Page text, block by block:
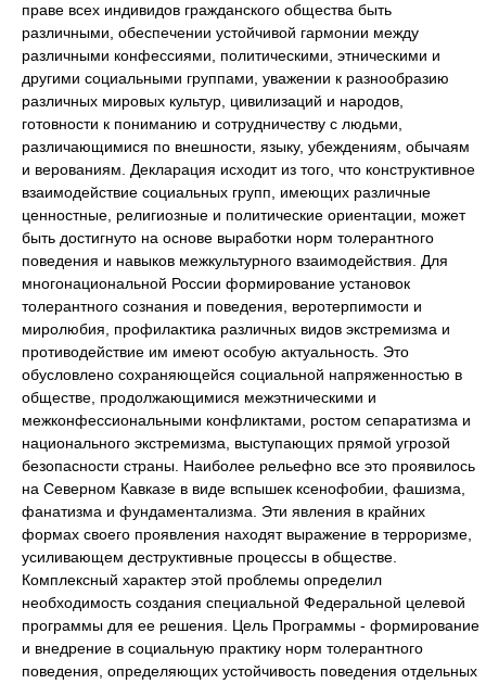
праве всех индивидов гражданского общества быть
различными, обеспечении устойчивой гармонии между
различными конфессиями, политическими, этническими и
другими социальными группами, уважении к разнообразию
различных мировых культур, цивилизаций и народов,
готовности к пониманию и сотрудничеству с людьми,
различающимися по внешности, языку, убеждениям, обычаям
и верованиям. Декларация исходит из того, что конструктивное
взаимодействие социальных групп, имеющих различные
ценностные, религиозные и политические ориентации, может
быть достигнуто на основе выработки норм толерантного
поведения и навыков межкультурного взаимодействия. Для
многонациональной России формирование установок
толерантного сознания и поведения, веротерпимости и
миролюбия, профилактика различных видов экстремизма и
противодействие им имеют особую актуальность. Это
обусловлено сохраняющейся социальной напряженностью в
обществе, продолжающимися межэтническими и
межконфессиональными конфликтами, ростом сепаратизма и
национального экстремизма, выступающих прямой угрозой
безопасности страны. Наиболее рельефно все это проявилось
на Северном Кавказе в виде вспышек ксенофобии, фашизма,
фанатизма и фундаментализма. Эти явления в крайних
формах своего проявления находят выражение в терроризме,
усиливающем деструктивные процессы в обществе.
Комплексный характер этой проблемы определил
необходимость создания специальной Федеральной целевой
программы для ее решения. Цель Программы - формирование
и внедрение в социальную практику норм толерантного
поведения, определяющих устойчивость поведения отдельных